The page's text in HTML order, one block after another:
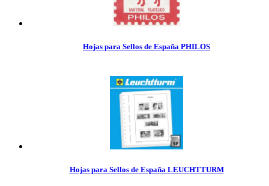
Hojas para Sellos de España PHILOS
Hojas para Sellos de España LEUCHTTURM